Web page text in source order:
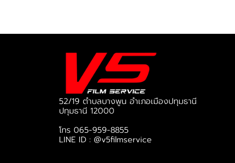
52/19 ตำบลบางพูน อำเภอเมืองปทุมธานี
ปทุมธานี 12000
โทร 065-959-8855
LINE ID : @v5filmservice